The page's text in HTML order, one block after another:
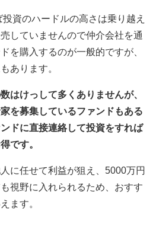
資のハードルの高さは乗り越え
していませんので仲介会社を通
を購入するのが一般的ですが、
あります。
はけっして多くありませんが、
を募集しているファンドもある
ドに直接連絡して投資をすれば
です。
に任せて利益が狙え、5000万円
視野に入れられるため、おすす
ます。